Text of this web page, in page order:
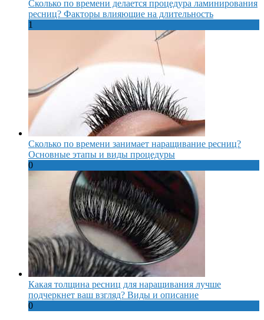
Сколько по времени делается процедура ламинирования
ресниц? Факторы влияющие на длительность
1
Сколько по времени занимает наращивание ресниц?
Основные этапы и виды процедуры
0
Какая толщина ресниц для наращивания лучше
подчеркнет ваш взгляд? Виды и описание
0